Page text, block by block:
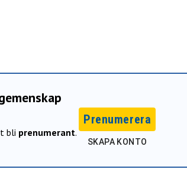
bli prenumerant.
Prenumerera
SKAPA KONTO